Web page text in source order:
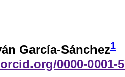
García-Sánchez1
0000-0001-